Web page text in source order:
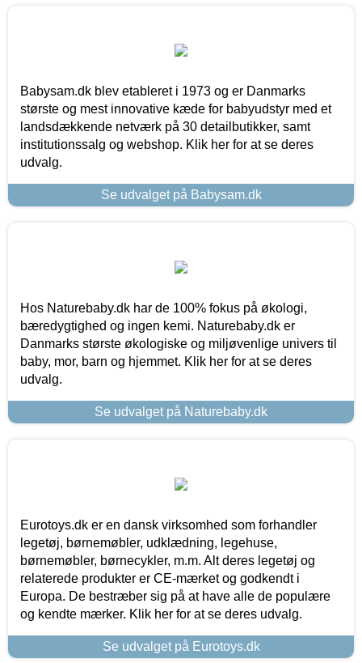
Babysam.dk blev etableret i 1973 og er Danmarks
største og mest innovative kæde for babyudstyr med et
landsdækkende netværk på 30 detailbutikker, samt
institutionssalg og webshop. Klik her for at se deres
udvalg.
Se udvalget på Babysam.dk
Hos Naturebaby.dk har de 100% fokus på økologi,
bæredygtighed og ingen kemi. Naturebaby.dk er
Danmarks største økologiske og miljøvenlige univers til
baby, mor, barn og hjemmet. Klik her for at se deres
udvalg.
Se udvalget på Naturebaby.dk
Eurotoys.dk er en dansk virksomhed som forhandler
legetøj, børnemøbler, udklædning, legehuse,
børnemøbler, børnecykler, m.m. Alt deres legetøj og
relaterede produkter er CE-mærket og godkendt i
Europa. De bestræber sig på at have alle de populære
og kendte mærker. Klik her for at se deres udvalg.
Se udvalget på Eurotoys.dk